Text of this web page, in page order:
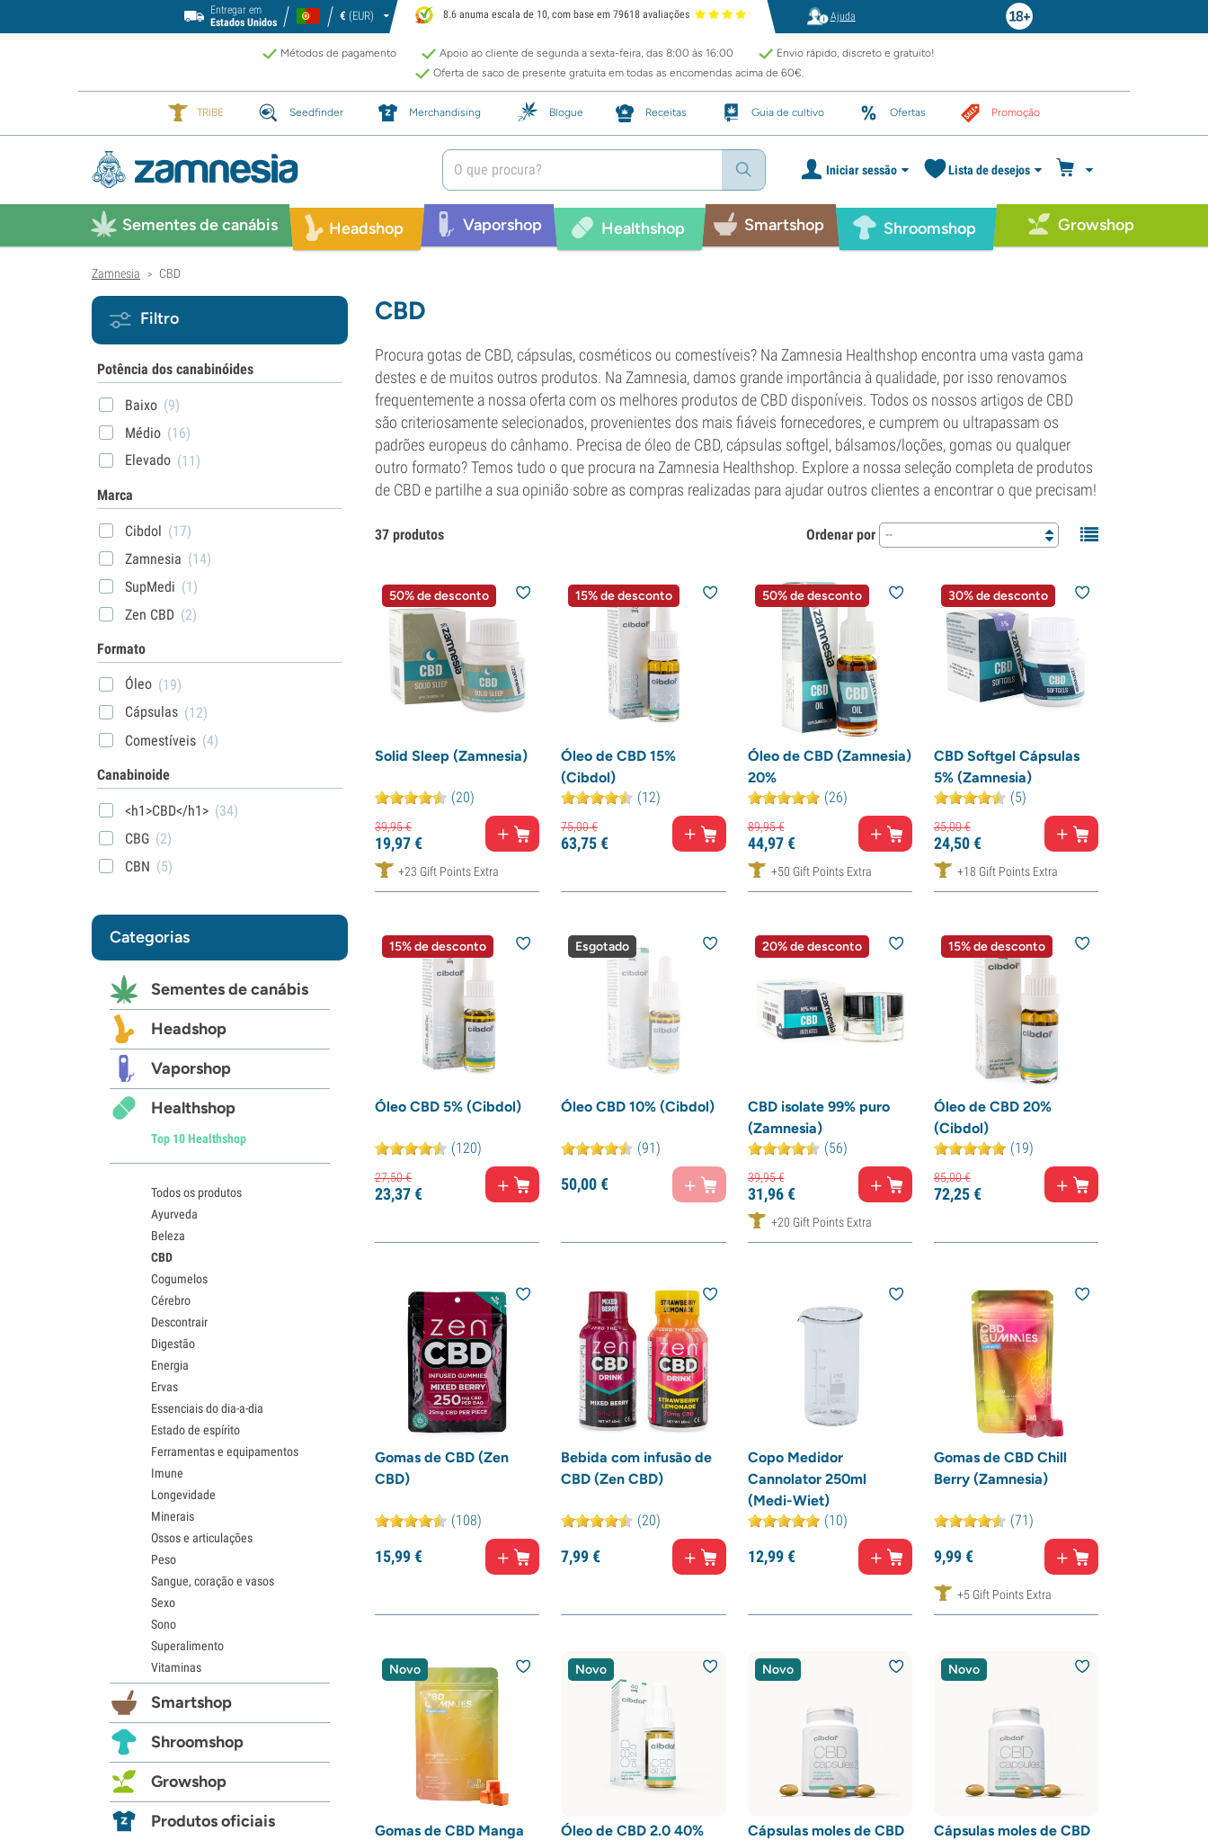
Entregar em
Estados Unidos
€ (EUR) 8.6 anuma escala de 10, com base em 79618 avaliações Ajuda
Métodos de pagamento Apoio ao cliente de segunda a sexta-feira, das 8:00 às 16:00
Envio rápido, discreto e gratuito!
Oferta de saco de presente gratuita em todas as encomendas acima de 60€.
TRIBE Seedfinder Merchandising Blogue Receitas Guia de cultivo Ofertas Promoção
Iniciar sessão Lista de desejos
Sementes de canábis Headshop Vaporshop Healthshop Smartshop Shroomshop Growshop
Zamnesia > CBD
CBD
Procura gotas de CBD, cápsulas, cosméticos ou comestíveis? Na Zamnesia Healthshop encontra uma vasta gama
destes e de muitos outros produtos. Na Zamnesia, damos grande importância à qualidade, por isso renovamos
frequentemente a nossa oferta com os melhores produtos de CBD disponíveis. Todos os nossos artigos de CBD
são criteriosamente selecionados, provenientes dos mais fiáveis fornecedores, e cumprem ou ultrapassam os
padrões europeus do cânhamo. Precisa de óleo de CBD, cápsulas softgel, bálsamos/loções, gomas ou qualquer
outro formato? Temos tudo o que procura na Zamnesia Healthshop. Explore a nossa seleção completa de produtos
de CBD e partilhe a sua opinião sobre as compras realizadas para ajudar outros clientes a encontrar o que precisam!
37 produtos Ordenar por --
50% de desconto
Solid Sleep (Zamnesia)
(20)
39,95€
19,97€
+23 Gift Points Extra
15% de desconto
Óleo de CBD 15%
(Cibdol)
(12)
75,00€
63,75€
50% de desconto
Óleo de CBD (Zamnesia)
20%
(26)
89,95€
44,97€
+50 Gift Points Extra
30% de desconto
CBD Softgel Cápsulas
5% (Zamnesia)
(5)
35,00€
24,50€
+18 Gift Points Extra
15% de desconto
Óleo CBD 5% (Cibdol)
(120)
27,50€
23,37€
Esgotado
Óleo CBD 10% (Cibdol)
(91)
50,00€
20% de desconto
CBD isolate 99% puro
(Zamnesia)
(56)
39,95€
31,96€
+20 Gift Points Extra
15% de desconto
Óleo de CBD 20%
(Cibdol)
(19)
85,00€
72,25€
Gomas de CBD (Zen
CBD)
(108)
15,99€
Bebida com infusão de
CBD (Zen CBD)
(20)
7,99€
Copo Medidor
Cannolator 250ml
(Medi-Wiet)
(10)
12,99€
Gomas de CBD Chill
Berry (Zamnesia)
(71)
9,99€
+5 Gift Points Extra
Novo
Gomas de CBD Manga
Novo
Óleo de CBD 2.0 40%
Novo
Cápsulas moles de CBD
Novo
Cápsulas moles de CBD
Filtro
Potência dos canabinóides
Baixo (9)
Médio (16)
Elevado (11)
Marca
Cibdol (17)
Zamnesia (14)
SupMedi (1)
Zen CBD (2)
Formato
Óleo (19)
Cápsulas (12)
Comestíveis (4)
Canabinoide
<h1>CBD</h1> (34)
CBG (2)
CBN (5)
Categorias
Sementes de canábis
Headshop
Vaporshop
Healthshop
Top 10 Healthshop
Todos os produtos
Ayurveda
Beleza
CBD
Cogumelos
Cérebro
Descontrair
Digestão
Energia
Ervas
Essenciais do dia-a-dia
Estado de espírito
Ferramentas e equipamentos
Imune
Longevidade
Minerais
Ossos e articulações
Peso
Sangue, coração e vasos
Sexo
Sono
Superalimento
Vitaminas
Smartshop
Shroomshop
Growshop
Produtos oficiais